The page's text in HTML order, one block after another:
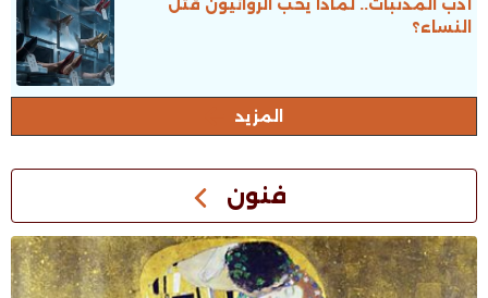
أدب المذنبات.. لماذا يحب الروائيون قتل
النساء؟
المزيد
فنون